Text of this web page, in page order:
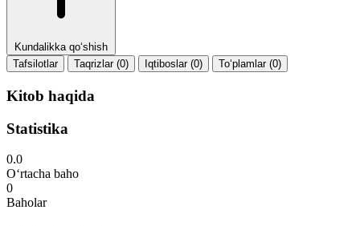
Kundalikka qo‘shish
Tafsilotlar
Taqrizlar (0) Iqtiboslar (0) To‘plamlar (0)
Kitob haqida
Statistika
0.0
O‘rtacha baho
0
Baholar